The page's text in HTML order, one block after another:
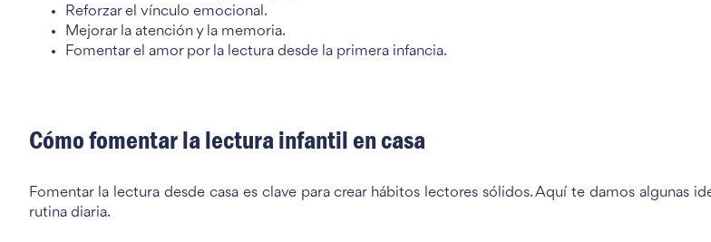
Reforzar el vínculo emocional.
Mejorar la atención y la memoria.
Fomentar el amor por la lectura desde la primera infancia.
Cómo fomentar la lectura infantil en casa
Fomentar la lectura desde casa es clave para crear hábitos lectores sólidos. Aquí te damos algunas
rutina diaria.